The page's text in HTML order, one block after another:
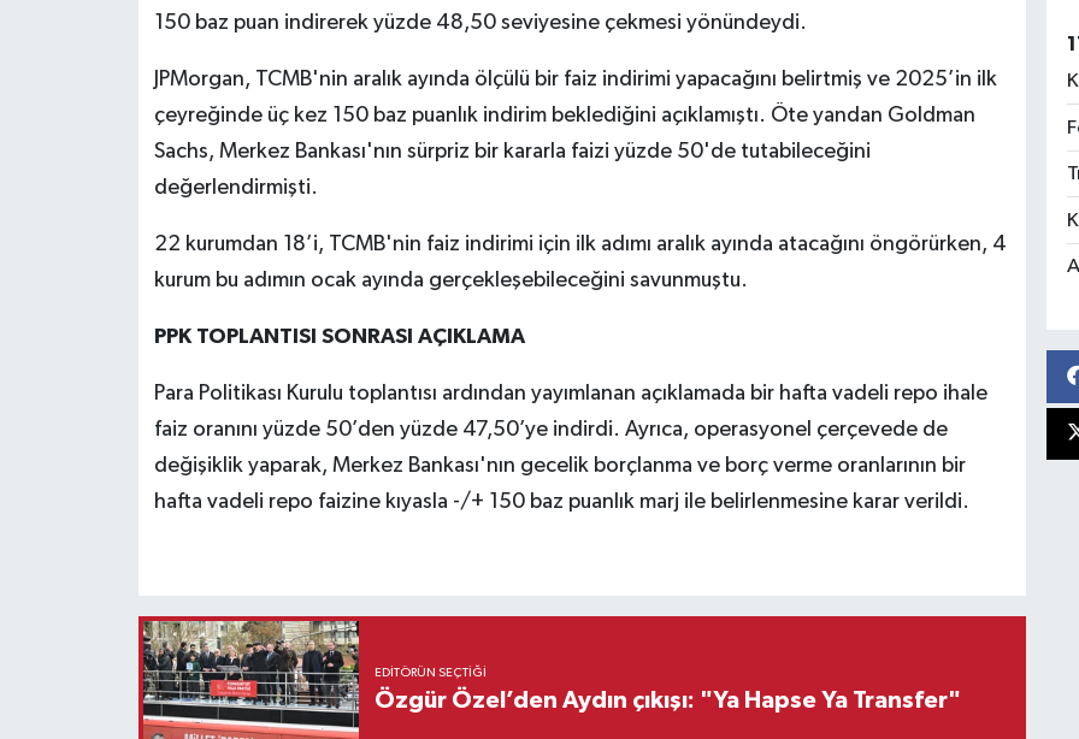
150 baz puan indirerek yüzde 48,50 seviyesine çekmesi yönündeydi.
JPMorgan, TCMB'nin aralık ayında ölçülü bir faiz indirimi yapacağını belirtmiş ve 2025’in ilk
çeyreğinde üç kez 150 baz puanlık indirim beklediğini açıklamıştı. Öte yandan Goldman
Sachs, Merkez Bankası'nın sürpriz bir kararla faizi yüzde 50'de tutabileceğini
değerlendirmişti.
22 kurumdan 18’i, TCMB'nin faiz indirimi için ilk adımı aralık ayında atacağını öngörürken, 4
kurum bu adımın ocak ayında gerçekleşebileceğini savunmuştu.
PPK TOPLANTISI SONRASI AÇIKLAMA
Para Politikası Kurulu toplantısı ardından yayımlanan açıklamada bir hafta vadeli repo ihale
faiz oranını yüzde 50’den yüzde 47,50’ye indirdi. Ayrıca, operasyonel çerçevede de
değişiklik yaparak, Merkez Bankası'nın gecelik borçlanma ve borç verme oranlarının bir
hafta vadeli repo faizine kıyasla -/+ 150 baz puanlık marj ile belirlenmesine karar verildi.
EDITÖRÜN SEÇTIĞI
Özgür Özel’den Aydın çıkışı: "Ya Hapse Ya Transfer"